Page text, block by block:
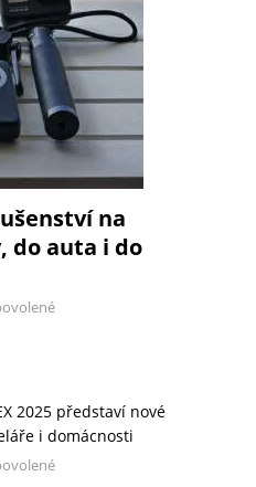
na
do auta i do
2025 představí nové
i domácnosti